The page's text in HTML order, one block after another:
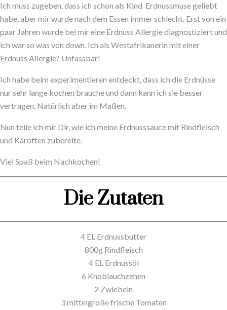
Ich muss zugeben, dass ich schon als Kind Erdnussmuse geliebt
habe, aber mir wurde nach dem Essen immer schlecht. Erst von ein
paar Jahren wurde bei mir eine Erdnuss Allergie diagnostiziert und
ich war so was von down. Ich als Westafrikanerin mit einer
Erdnuss Allergie? Unfassbar!
Ich habe beim experimentieren entdeckt, dass ich die Erdnüsse
nur sehr lange kochen brauche und dann kann ich sie besser
vertragen. Natürlich aber im Maßen.
Nun teile ich mir Dir, wie ich meine Erdnusssauce mit Rindfleisch
und Karotten zubereite.
Viel Spaß beim Nachkochen!
Die Zutaten
4 EL Erdnussbutter
800g Rindfleisch
4 EL Erdnussöl
6 Knoblauchzehen
2 Zwiebeln
3 mittelgroße frische Tomaten